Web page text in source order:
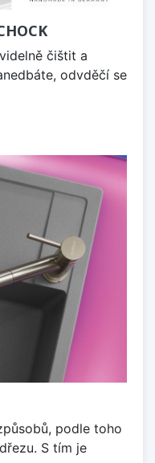
čištit a
odvděčí se
podle toho
S tím je